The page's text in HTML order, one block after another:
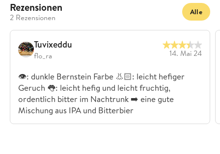
Rezensionen
2 Rezensionen
Alle
Tuvixeddu
flo_ra 14. Mai 24
👁️: dunkle Bernstein Farbe 👃🏻: leicht hefiger
Geruch 👅: leicht hefig und leicht fruchtig,
ordentlich bitter im Nachtrunk ➡️ eine gute
Mischung aus IPA und Bitterbier